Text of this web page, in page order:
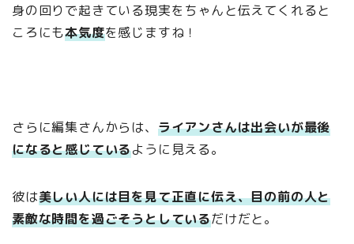
身の回りで起きている現実をちゃんと伝えてくれると
ころにも本気度を感じますね！
さらに編集さんからは、 ライアンさんは出会いが最後
になると感じているように見える。
彼は美しい人には目を見て正直に伝え、目の前の人と
素敵な時間を過ごそうとしているだけだと。